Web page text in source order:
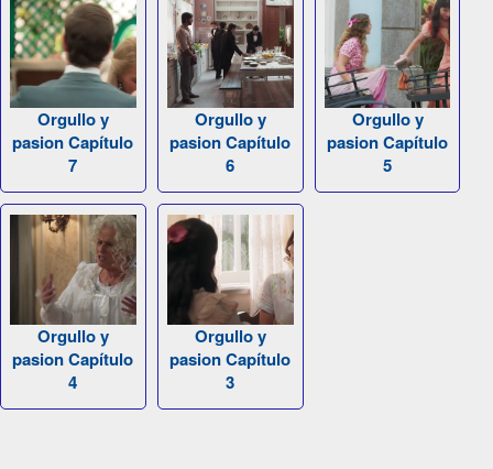
Orgullo y
pasion Capítulo
7
Orgullo y
pasion Capítulo
6
Orgullo y
pasion Capítulo
5
Orgullo y
pasion Capítulo
4
Orgullo y
pasion Capítulo
3